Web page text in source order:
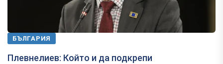
БЪЛГАРИЯ
Плевнелиев: Който и да подкрепи